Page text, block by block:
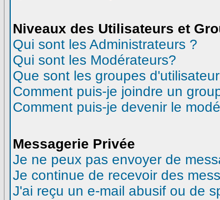
Niveaux des Utilisateurs et
Qui sont les Administrateurs ?
Qui sont les Modérateurs?
Que sont les groupes
Comment puis-je joindre un
Comment puis-je devenir le
Messagerie Privée
Je ne peux pas envoyer de
Je continue de recevoir des
J'ai reçu un e-mail abusif ou de